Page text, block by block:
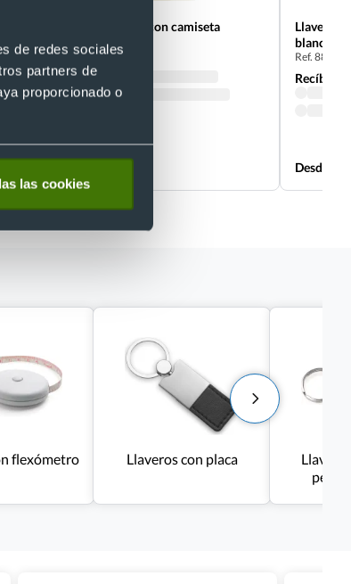
de redes sociales
partners de
proporcionado o
las cookies
Llavero peluche osito con camiseta
Ref. 889891
Llavero
blanca y
Ref.
Recíbelo
Desde
flexómetro Llaveros con placa